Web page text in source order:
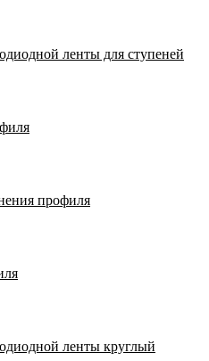
ленты для ступеней
профиля
ленты круглый